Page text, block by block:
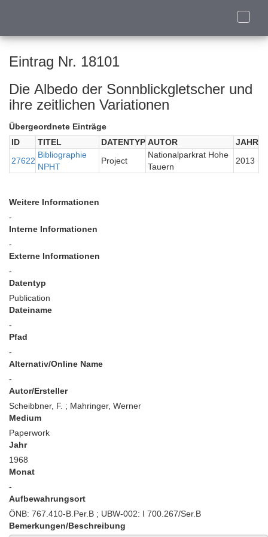
Toggle
Eintrag Nr. 18101
Die Albedo der Sonnblickgletscher und
ihre zeitlichen Variationen
Übergeordnete Einträge
ID
TITEL DATENTYP AUTOR
JAHR
27622
Bibliographie
NPHT
Project
Nationalparkrat Hohe
Tauern
2013
Weitere Informationen
-
Interne Informationen
-
Externe Informationen
-
Datentyp
Publication
Dateiname
-
Pfad
-
Alternativ/Online Name
-
Autor/Ersteller
Scheibbner, F. ; Mahringer, Werner
Medium
Paperwork
Jahr
1968
Monat
-
Aufbewahrungsort
ÖNB: 767.410-B.Per.B ; UBW-002: I 700.267/Ser.B
Bemerkungen/Beschreibung